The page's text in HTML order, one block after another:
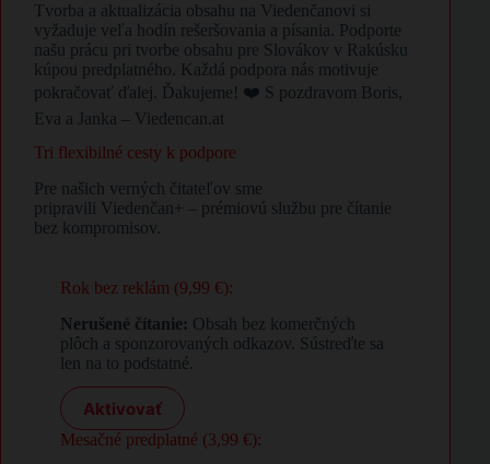
Tvorba a aktualizácia obsahu na Viedenčanovi si
vyžaduje veľa hodín rešeršovania a písania. Podporte
našu prácu pri tvorbe obsahu pre Slovákov v Rakúsku
kúpou predplatného. Každá podpora nás motivuje
pokračovať ďalej. Ďakujeme! ❤️ S pozdravom Boris,
Eva a Janka – Viedencan.at
Tri flexibilné cesty k podpore
Pre našich verných čitateľov sme
pripravili Viedenčan+ – prémiovú službu pre čítanie
bez kompromisov.
Rok bez reklám (9,99 €):
Nerušené čítanie: Obsah bez komerčných
plôch a sponzorovaných odkazov. Sústreďte sa
len na to podstatné.
Aktivovať
Mesačné predplatné (3,99 €):